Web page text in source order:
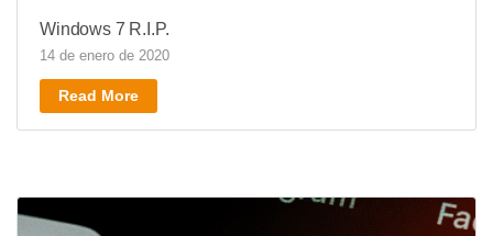
Windows 7 R.I.P.
14 de enero de 2020
Read More